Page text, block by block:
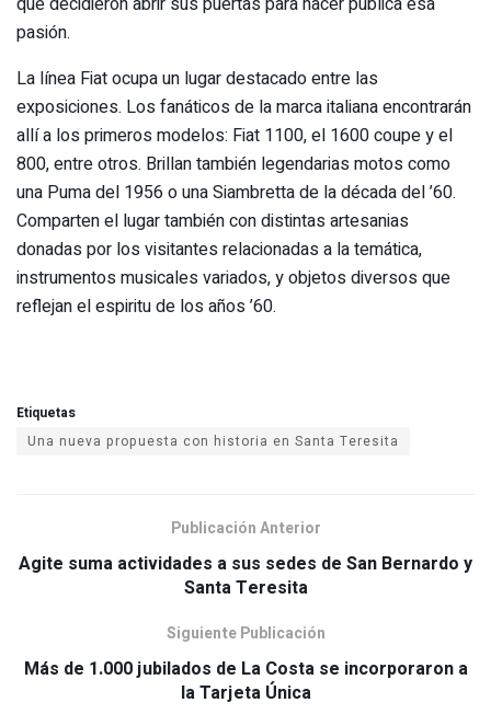
pasión.
La línea Fiat ocupa un lugar destacado entre las
exposiciones. Los fanáticos de la marca italiana encontrarán
allí a los primeros modelos: Fiat 1100, el 1600 coupe y el
800, entre otros. Brillan también legendarias motos como
una Puma del 1956 o una Siambretta de la década del ’60.
Comparten el lugar también con distintas artesanias
donadas por los visitantes relacionadas a la temática,
instrumentos musicales variados, y objetos diversos que
reflejan el espiritu de los años ’60.
Etiquetas
Una nueva propuesta con historia en Santa Teresita
Publicación Anterior
Agite suma actividades a sus sedes de San Bernardo y
Santa Teresita‏
Siguiente Publicación
Más de 1.000 jubilados de La Costa se incorporaron a
la Tarjeta Única